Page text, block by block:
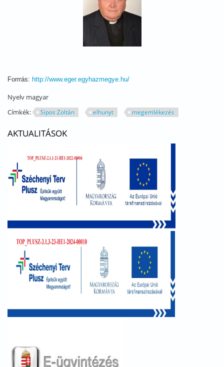
Forrrás: http://www.eger.egyhazmegye.hu/
Nyelv magyar
Címkék:
Sipos Zoltán elhunyt megemlékezés
AKTUALITÁSOK